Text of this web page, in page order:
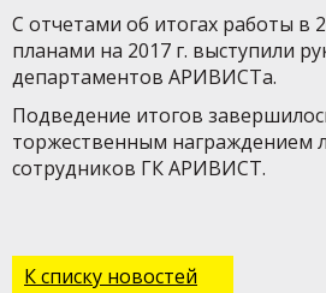
С отчетами об итогах работы в
планами на 2017 г. выступили
департаментов АРИВИСТа.
Подведение итогов
торжественным награждением
сотрудников ГК АРИВИСТ.
К списку новостей